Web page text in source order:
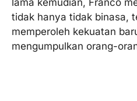
lama kemudian, Franco
tidak hanya tidak binasa,
memperoleh kekuatan
mengumpulkan orang-